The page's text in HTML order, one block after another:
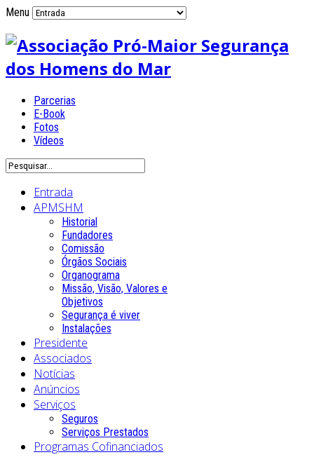
Menu
Parcerias
E-Book
Fotos
Vídeos
Entrada
APMSHM
Historial
Fundadores
Comissão
Órgãos Sociais
Organograma
Missão, Visão, Valores e
Objetivos
Segurança é viver
Instalações
Presidente
Associados
Notícias
Anúncios
Serviços
Seguros
Serviços Prestados
Programas Cofinanciados